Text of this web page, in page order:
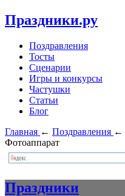
Праздники.ру
Поздравления
Тосты
Сценарии
Игры и конкурсы
Частушки
Статьи
Блог
Главная ← Поздравления ←
Фотоаппарат
Праздники